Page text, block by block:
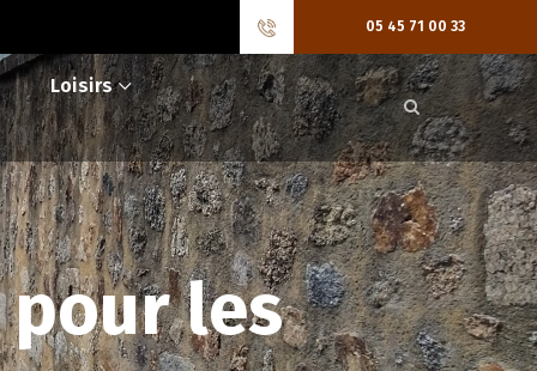
05 45 71 00 33
Loisirs
les